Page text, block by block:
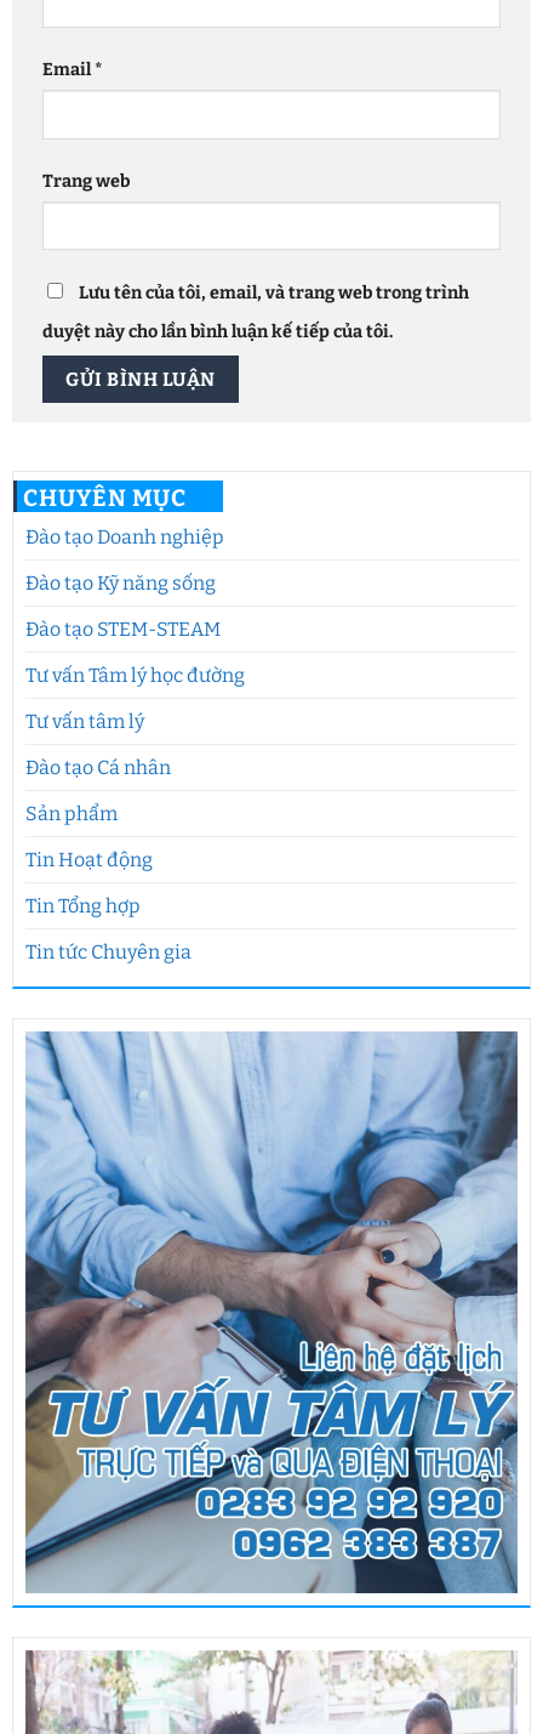
CHUYÊN MỤC
Đào tạo Doanh nghiệp
Đào tạo Kỹ năng sống
Đào tạo STEM-STEAM
Tư vấn Tâm lý học đường
Tư vấn tâm lý
Đào tạo Cá nhân
Sản phẩm
Tin Hoạt động
Tin Tổng hợp
Tin tức Chuyên gia
Email*
Trang web
Lưu tên của tôi, email, và trang web trong trình
duyệt này cho lần bình luận kế tiếp của tôi.